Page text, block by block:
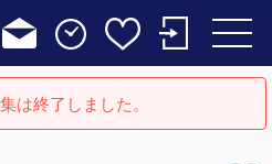
は終了しました。